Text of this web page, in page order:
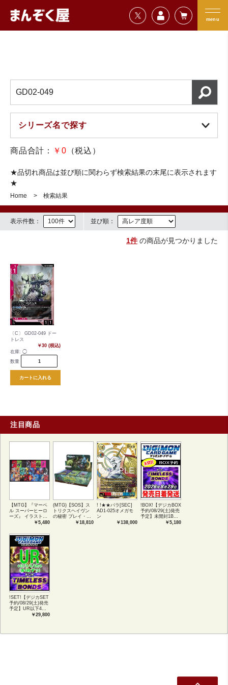
=================================
menu
まんぞく屋 格安TCG通販
商品合計： ￥0 （税込）
★品切れ商品は並び順に関わらず検索結果の末尾に表示されます
★
Home 検索結果
表示件数： 並び順：
1件の商品が見つかりました
〔C〕 GD02-049 ドー
トレス
￥30 (税込)
在庫: ◯
数量
カートに入れる
注目商品
【MTG】『マーベ
ル スーパーヒーロ
ーズ』 イラストコ
レクション 54種コ
アートカード(JPN)
￥5,480
(MTG)【SOS】ス
トリクスヘイヴン
の秘密 プレイ・ブ
ースター1BOX日本
￥18,810
! !★★パラ[SEC]
AD1-025オメガモ
ン
￥138,000
!BOX!【デジカBOX
予約/08/29(土)発売
予定】未開封1BOX
￥5,180
!SET!【デジカSET
予約/08/29(土)発売
予定】UR以下4コ
ンセット 【BT-￥29,800